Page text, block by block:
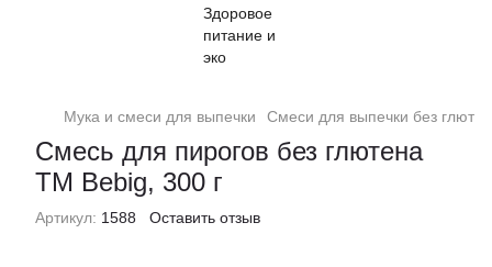
Мука и смеси для выпечки Смеси для выпечки без
Смесь для пирогов без глютена
ТМ Bebig, 300 г
Артикул: 1588 Оставить отзыв